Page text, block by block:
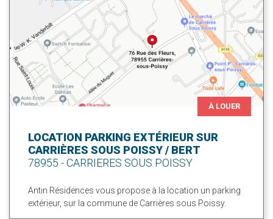
À LOUER
LOCATION PARKING EXTÉRIEUR SUR
CARRIÈRES SOUS POISSY / BERT
78955 - CARRIERES SOUS POISSY
Antin Résidences vous propose à la location un parking
extérieur, sur la commune de Carrières sous Poissy.